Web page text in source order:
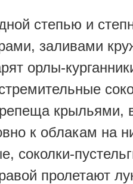
степью и
заливами
орлы-
крыльями,
к облакам на
соколки-
пролетают